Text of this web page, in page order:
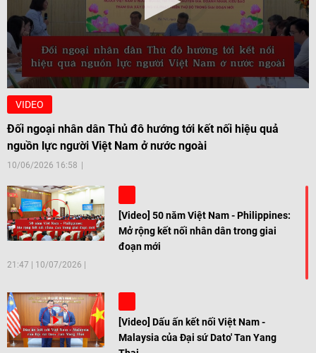
VIDEO
Đối ngoại nhân dân Thủ đô hướng tới kết nối hiệu quả
nguồn lực người Việt Nam ở nước ngoài
10/06/2026 16:58
[Video] 50 năm Việt Nam - Philippines:
Mở rộng kết nối nhân dân trong giai
đoạn mới
21:47 10/07/2026
[Video] Dấu ấn kết nối Việt Nam -
Malaysia của Đại sứ Dato' Tan Yang